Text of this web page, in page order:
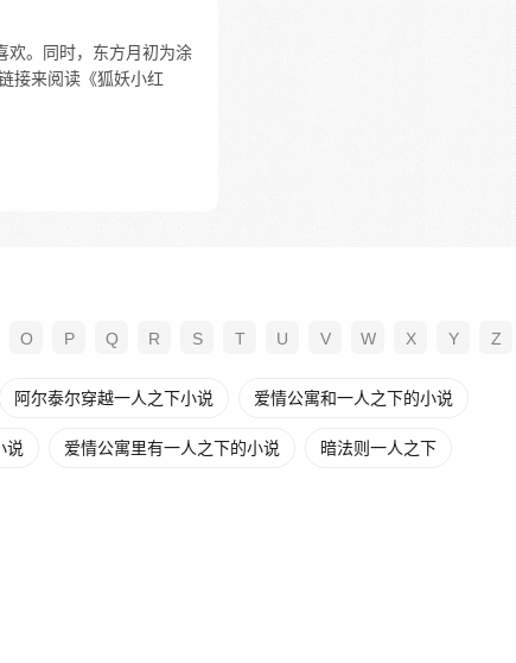
欢。同时，东方月初为涂
接来阅读《狐妖小红
O P Q R S T U V W X Y Z
阿尔泰尔穿越一人之下小说 爱情公寓和一人之下的小说
说 爱情公寓里有一人之下的小说 暗法则一人之下